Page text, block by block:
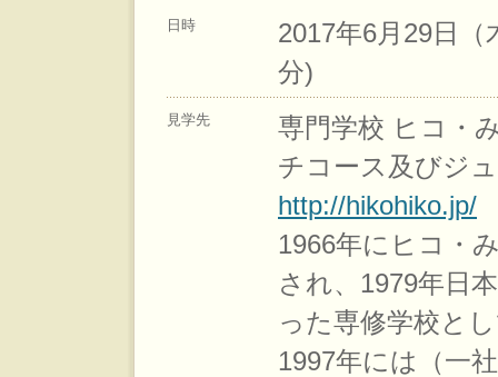
日時
2017年6月29日（
分)
見学先
専門学校 ヒコ・
チコース及びジ
http://hikohiko.jp/
1966年にヒコ・
され、1979年日
った専修学校と
1997年には（一